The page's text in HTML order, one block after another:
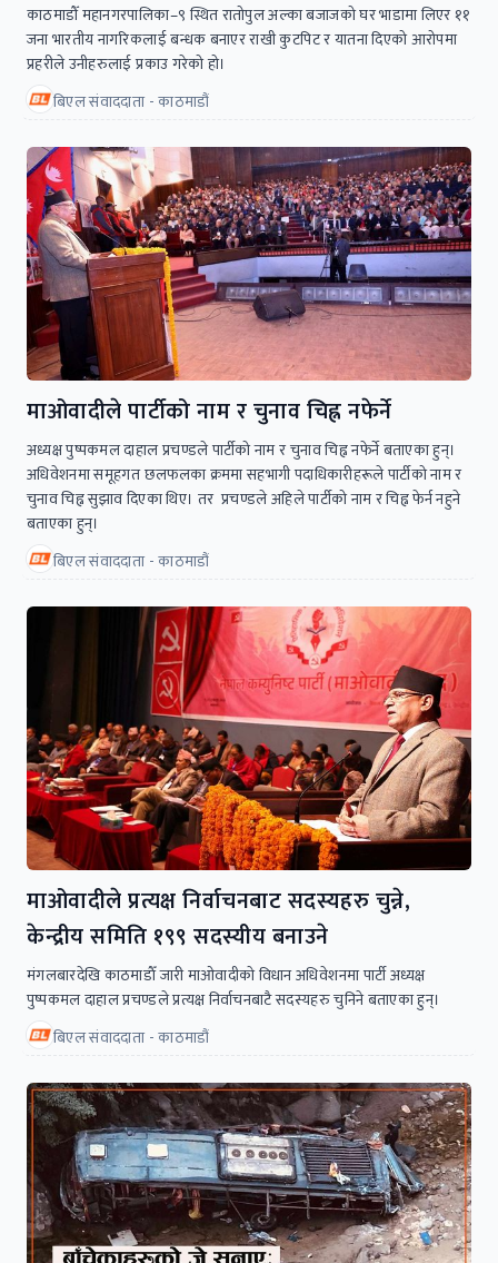
काठमाडौँ महानगरपालिका–९ स्थित रातोपुल अल्का बजाजको घर भाडामा लिएर ११
जना भारतीय नागरिकलाई बन्धक बनाएर राखी कुटपिट र यातना दिएको आरोपमा
प्रहरीले उनीहरुलाई प्रकाउ गरेको हो।
बिएल संवाददाता - काठमाडौं
माओवादीले पार्टीको नाम र चुनाव चिह्न नफेर्ने
अध्यक्ष पुष्पकमल दाहाल प्रचण्डले पार्टीको नाम र चुनाव चिह्न नफेर्ने बताएका हुन्।
अधिवेशनमा समूहगत छलफलका क्रममा सहभागी पदाधिकारीहरूले पार्टीको नाम र
चुनाव चिह्न सुझाव दिएका थिए। तर प्रचण्डले अहिले पार्टीको नाम र चिह्न फेर्न नहुने
बताएका हुन्।
बिएल संवाददाता - काठमाडौं
माओवादीले प्रत्यक्ष निर्वाचनबाट सदस्यहरु चुन्ने,
केन्द्रीय समिति १९९ सदस्यीय बनाउने
मंगलबारदेखि काठमाडाैँ जारी माओवादीकाे विधान अधिवेशनमा पार्टी अध्यक्ष
पुष्पकमल दाहाल प्रचण्डले प्रत्यक्ष निर्वाचनबाटै सदस्यहरु चुनिने बताएका हुन्।
बिएल संवाददाता - काठमाडौं